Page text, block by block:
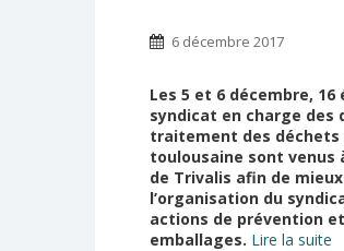
6 décembre 2017
Les 5 et 6 décembre,
syndicat en charge des
traitement des déchets
toulousaine sont venus
de Trivalis afin de
l’organisation du
actions de prévention
emballages. Lire la suite